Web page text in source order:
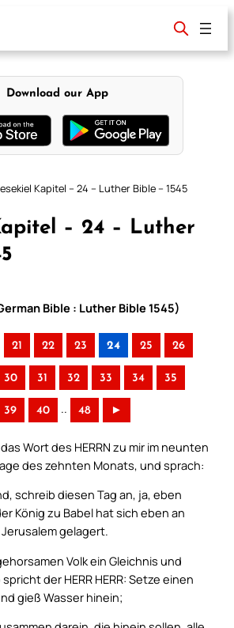
Download our App
Kapitel – 24 – Luther Bible – 1545
– 24 – Luther
Bible : Luther Bible 1545)
21 22 23 24 25 26
30 31 32 33 34 35
39 40 .. 48 ►
Wort des HERRN zu mir im neunten
des zehnten Monats, und sprach:
schreib diesen Tag an, ja, eben
König zu Babel hat sich eben an
gelagert.
Volk ein Gleichnis und
der HERR HERR: Setze einen
gieß Wasser hinein;